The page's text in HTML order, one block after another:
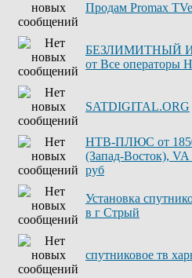
Продам Promax
БЕЗЛИМИТНЫЙ
от Все операторы
SATDIGITAL.ORG
НТВ-ПЛЮС от
(Запад-Восток), VA
руб
Установка
в г Стрый
спутниковое тв